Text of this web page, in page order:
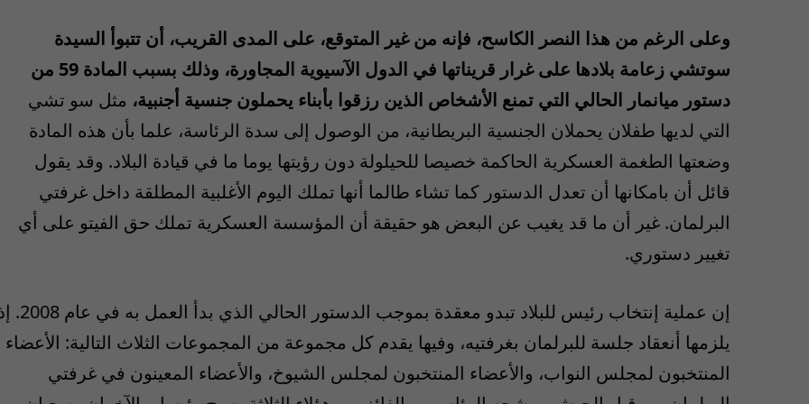
وعلى الرغم من هذا النصر الكاسح، فإنه من غير المتوقع، على المدى القريب، أن تتبوأ السيدة
سوتشي زعامة بلادها على غرار قريناتها في الدول الآسيوية المجاورة، وذلك بسبب المادة 59 من
دستور ميانمار الحالي التي تمنع الأشخاص الذين رزقوا بأبناء يحملون جنسية أجنبية، مثل سو تشي
التي لديها طفلان يحملان الجنسية البريطانية، من الوصول إلى سدة الرئاسة، علما بأن هذه المادة
وضعتها الطغمة العسكرية الحاكمة خصيصا للحيلولة دون رؤيتها يوما ما في قيادة البلاد. وقد يقول
قائل أن بامكانها أن تعدل الدستور كما تشاء طالما أنها تملك اليوم الأغلبية المطلقة داخل غرفتي
البرلمان. غير أن ما قد يغيب عن البعض هو حقيقة أن المؤسسة العسكرية تملك حق الفيتو على أي
تغيير دستوري.
إن عملية إنتخاب رئيس للبلاد تبدو معقدة بموجب الدستور الحالي الذي
يلزمها أنعقاد جلسة للبرلمان بغرفتيه، وفيها يقدم كل مجموعة من المجموعات الثلاث التالية: الأعضاء
المنتخبون لمجلس النواب، والأعضاء المنتخبون لمجلس الشيوخ، والأعضاء المعينون في غرفتي